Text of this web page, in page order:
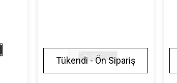
Tükendi - Ön Sipariş